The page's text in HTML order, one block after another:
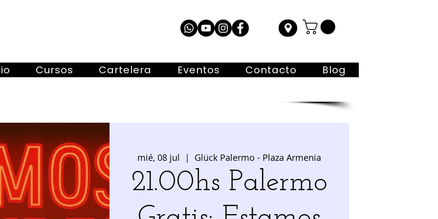
Cursos Cartelera Eventos Contacto Blog
mié, 08 jul
  |
Glück Palermo - Plaza Armenia
21.00hs Palermo